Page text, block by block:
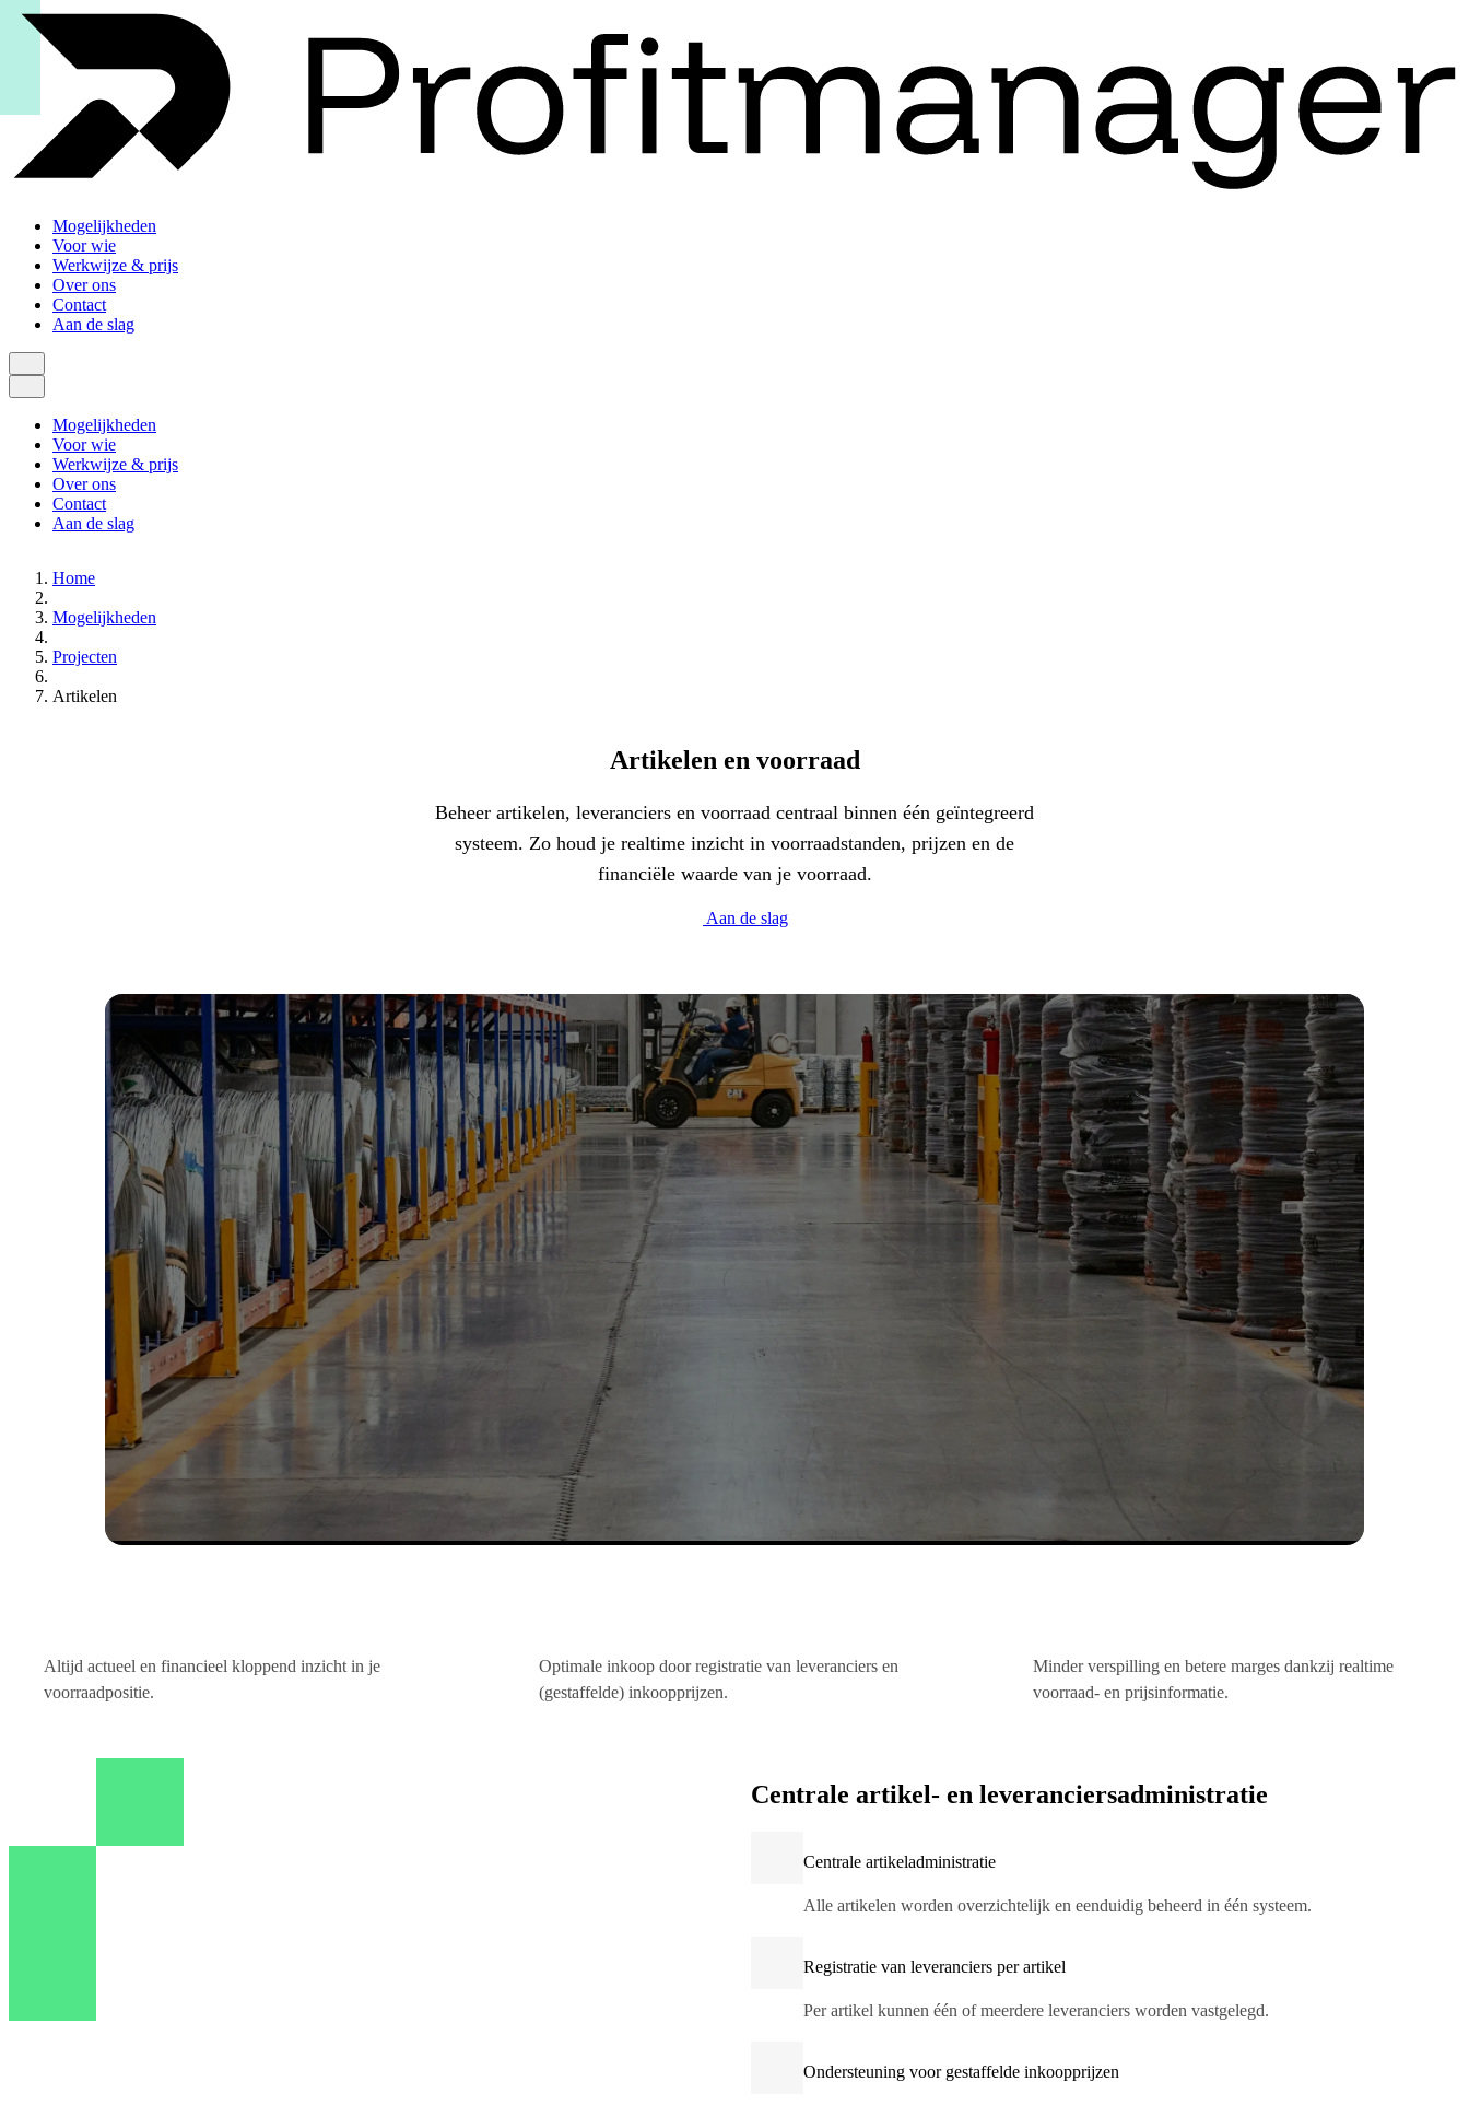
Mogelijkheden
Voor wie
Werkwijze & prijs
Over ons
Contact
Aan de slag
Mogelijkheden
Voor wie
Werkwijze & prijs
Over ons
Contact
Aan de slag
Home
Mogelijkheden
Projecten
Artikelen
Artikelen en voorraad
Beheer artikelen, leveranciers en voorraad centraal binnen één geïntegreerd
systeem. Zo houd je realtime inzicht in voorraadstanden, prijzen en de
financiële waarde van je voorraad.
Aan de slag
Artikel voorraad
Altijd actueel en financieel kloppend inzicht in je
voorraadpositie.
Optimale inkoop door registratie van leveranciers en
(gestaffelde) inkoopprijzen.
Minder verspilling en betere marges dankzij realtime
voorraad- en prijsinformatie.
Direct inzicht
Centrale artikel- en leveranciersadministratie
Centrale artikeladministratie
Alle artikelen worden overzichtelijk en eenduidig beheerd in één systeem.
Registratie van leveranciers per artikel
Per artikel kunnen één of meerdere leveranciers worden vastgelegd.
Ondersteuning voor gestaffelde inkoopprijzen